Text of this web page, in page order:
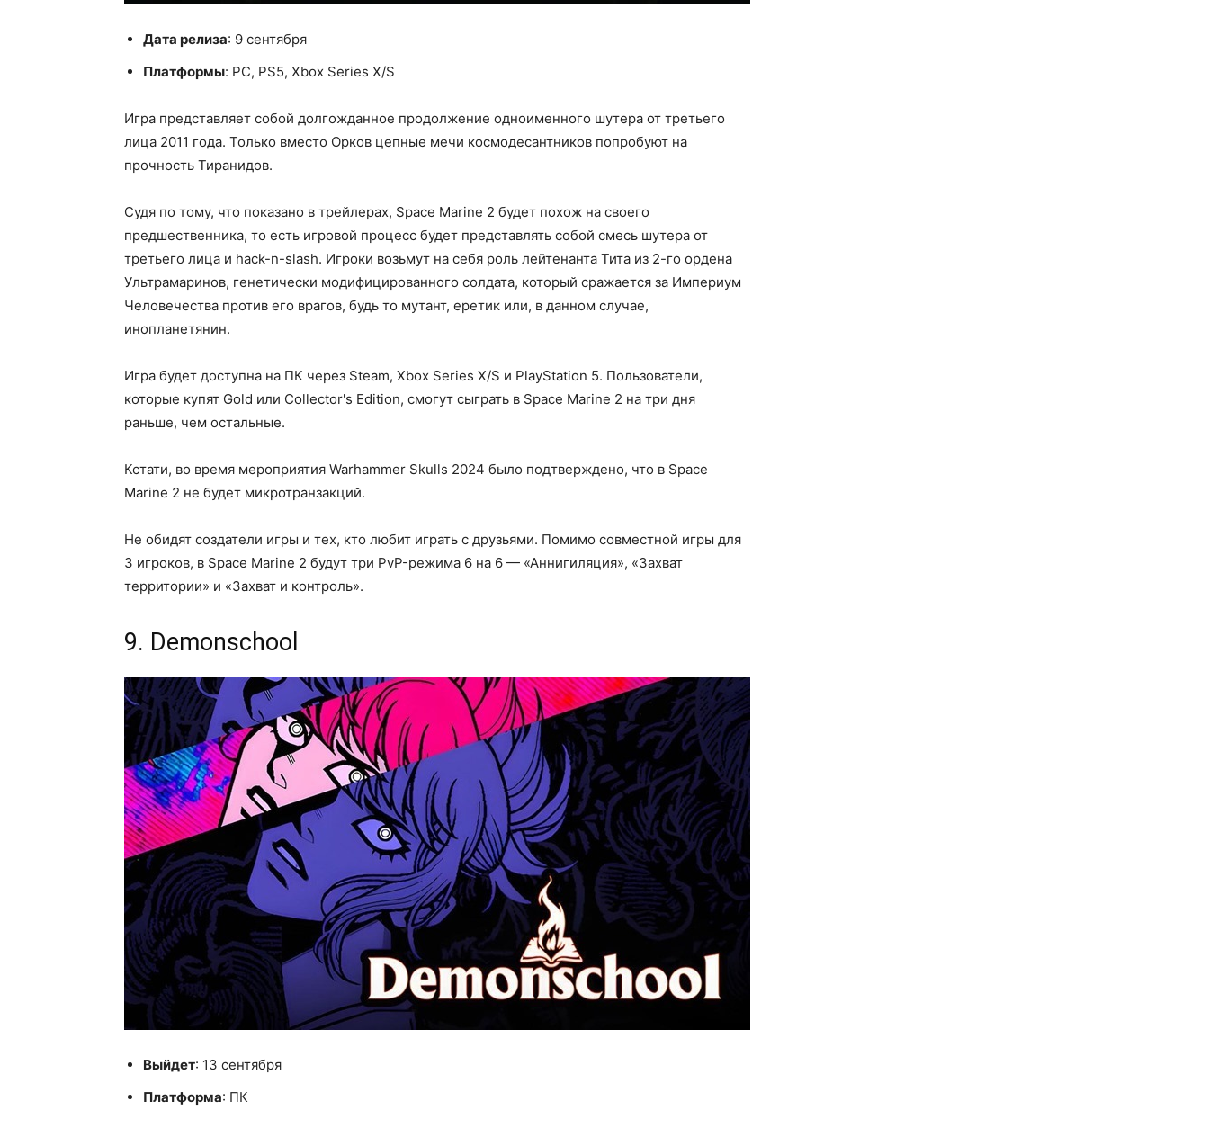
Дата релиза: 9 сентября
Платформы: PC, PS5, Xbox Series X/S
Игра представляет собой долгожданное продолжение одноименного шутера от третьего
лица 2011 года. Только вместо Орков цепные мечи космодесантников попробуют на
прочность Тиранидов.
Судя по тому, что показано в трейлерах, Space Marine 2 будет похож на своего
предшественника, то есть игровой процесс будет представлять собой смесь шутера от
третьего лица и hack-n-slash. Игроки возьмут на себя роль лейтенанта Тита из 2-го ордена
Ультрамаринов, генетически модифицированного солдата, который сражается за Империум
Человечества против его врагов, будь то мутант, еретик или, в данном случае,
инопланетянин.
Игра будет доступна на ПК через Steam, Xbox Series X/S и PlayStation 5. Пользователи,
которые купят Gold или Collector's Edition, смогут сыграть в Space Marine 2 на три дня
раньше, чем остальные.
Кстати, во время мероприятия Warhammer Skulls 2024 было подтверждено, что в Space
Marine 2 не будет микротранзакций.
Не обидят создатели игры и тех, кто любит играть с друзьями. Помимо совместной игры для
3 игроков, в Space Marine 2 будут три PvP-режима 6 на 6 — «Аннигиляция», «Захват
территории» и «Захват и контроль».
9. Demonschool
Выйдет: 13 сентября
Платформа: ПК